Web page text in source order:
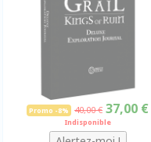
Promo -8% 40,00 € 37,00 €
Indisponible